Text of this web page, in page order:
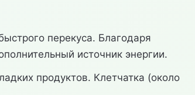
перекуса. Благодаря
источник энергии.
продуктов. Клетчатка (около